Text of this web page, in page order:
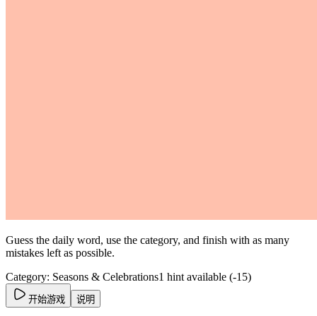
Guess the daily word, use the category, and finish with as many
mistakes left as possible.
Category: Seasons & Celebrations1 hint available (-15)
开始游戏 说明